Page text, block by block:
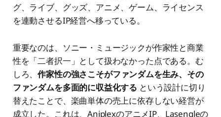
グ、ライブ、グッズ、アニメ、ゲーム、ライセンス
を連動させるIP経営へ移っている。
重要なのは、ソニー・ミュージックが作家性と商業
性を「二者択一」として扱わなかった点である。む
しろ、作家性の強さこそがファンダムを生み、その
ファンダムを多面的に収益化する という設計に切り
替えたことで、楽曲単体の売上に依存しない経営が
成立した。これは、AniplexのアニメIP、Lasengleの